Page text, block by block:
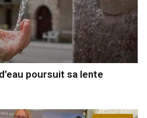
poursuit sa lente